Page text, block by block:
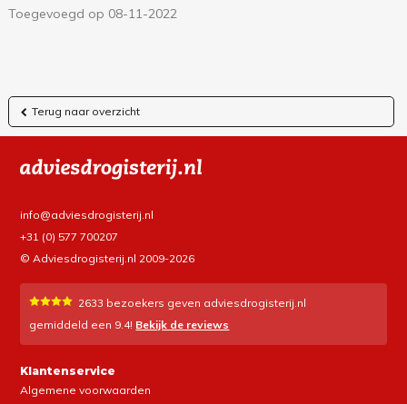
Toegevoegd op 08-11-2022
Terug naar overzicht
info@adviesdrogisterij.nl
+31 (0) 577 700207
© Adviesdrogisterij.nl 2009-2026
2633 bezoekers geven adviesdrogisterij.nl
gemiddeld een 9.4! Bekijk de reviews
Klantenservice
Algemene voorwaarden